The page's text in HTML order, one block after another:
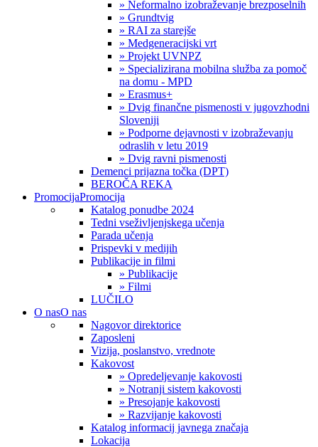
» Neformalno izobraževanje brezposelnih
» Grundtvig
» RAI za starejše
» Medgeneracijski vrt
» Projekt UVNPZ
» Specializirana mobilna služba za pomoč
na domu - MPD
» Erasmus+
» Dvig finančne pismenosti v jugovzhodni
Sloveniji
» Podporne dejavnosti v izobraževanju
odraslih v letu 2019
» Dvig ravni pismenosti
Demenci prijazna točka (DPT)
BEROČA REKA
PromocijaPromocija
Katalog ponudbe 2024
Tedni vseživljenjskega učenja
Parada učenja
Prispevki v medijih
Publikacije in filmi
» Publikacije
» Filmi
LUČILO
O nasO nas
Nagovor direktorice
Zaposleni
Vizija, poslanstvo, vrednote
Kakovost
» Opredeljevanje kakovosti
» Notranji sistem kakovosti
» Presojanje kakovosti
» Razvijanje kakovosti
Katalog informacij javnega značaja
Lokacija